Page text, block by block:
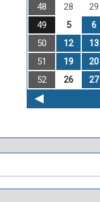
48
28 29
49
5 6
50
12 13
51
19 20
52
26 27